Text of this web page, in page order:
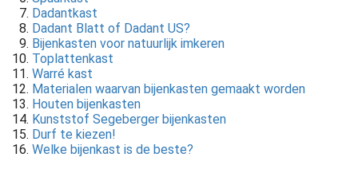
Dadantkast
Dadant Blatt of Dadant US?
Bijenkasten voor natuurlijk imkeren
Toplattenkast
Warré kast
Materialen waarvan bijenkasten gemaakt worden
Houten bijenkasten
Kunststof Segeberger bijenkasten
Durf te kiezen!
Welke bijenkast is de beste?